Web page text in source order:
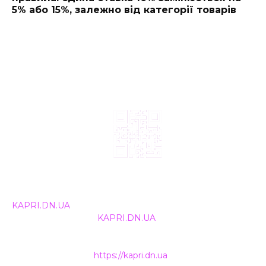
5% або 15%, залежно від категорії товарів
KAPRI.DN.UA
KAPRI.DN.UA
https://kapri.dn.ua